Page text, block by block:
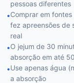
pessoas diferentes
•Comprar em
fez apreensões de
real
•O jejum de 30
absorção em até
•Use apenas água
a absorção